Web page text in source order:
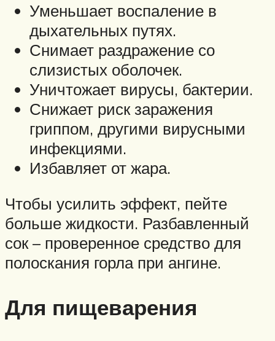
Уменьшает воспаление в
дыхательных путях.
Снимает раздражение со
слизистых оболочек.
Уничтожает вирусы, бактерии.
Снижает риск заражения
гриппом, другими вирусными
инфекциями.
Избавляет от жара.
Чтобы усилить эффект, пейте
больше жидкости. Разбавленный
сок – проверенное средство для
полоскания горла при ангине.
Для пищеварения